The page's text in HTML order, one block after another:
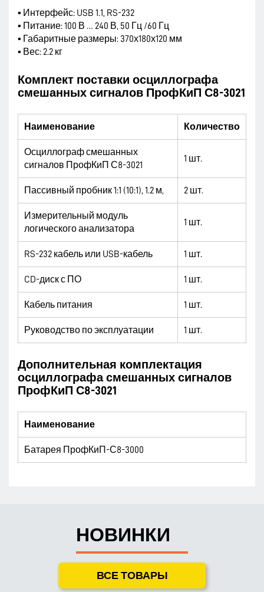
▪ Интерфейс: USB 1.1, RS-232
▪ Питание: 100 В … 240 В, 50 Гц /60 Гц
▪ Габаритные размеры: 370х180х120 мм
▪ Вес: 2.2 кг
Комплект поставки осциллографа
смешанных сигналов ПрофКиП С8-3021
Наименование Количество
Осциллограф смешанных
сигналов ПрофКиП С8-3021
1 шт.
Пассивный пробник 1:1 (10:1), 1.2 м, 2 шт.
Измерительный модуль
логического анализатора
1 шт.
RS-232 кабель или USB-кабель 1 шт.
CD-диск с ПО 1 шт.
Кабель питания 1 шт.
Руководство по эксплуатации 1 шт.
Дополнительная комплектация
осциллографа смешанных сигналов
ПрофКиП С8-3021
Наименование
Батарея ПрофКиП-С8-3000
НОВИНКИ
ВСЕ ТОВАРЫ